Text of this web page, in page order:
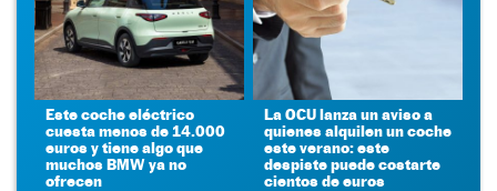
Este coche eléctrico
cuesta menos de 14.000
euros y tiene algo que
muchos BMW ya no
ofrecen
La OCU lanza un aviso a
quienes alquilen un coche
este verano: este
despiste puede costarte
cientos de euros